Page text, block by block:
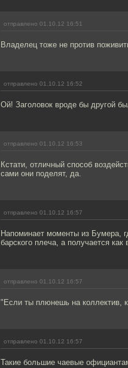
отправлено 01.10.12 16:51
Владелец тоже не против
отправлено 01.10.12 16:52
Ой! Заголовок вроде бы другой
отправлено 01.10.12 16:53
Кстати, отличный способ
сами они поделят, да.
отправлено 01.10.12 16:57
Напоминает моменты из Бумера,
барского плеча, а получается как
отправлено 01.10.12 16:57
"Если ты плюнешь на коллектив,
отправлено 01.10.12 16:57
Такие большие чаевые